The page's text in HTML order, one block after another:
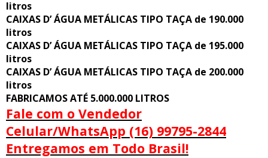
litros
CAIXAS D’ ÁGUA METÁLICAS TIPO TAÇA de 190.000
litros
CAIXAS D’ ÁGUA METÁLICAS TIPO TAÇA de 195.000
litros
CAIXAS D’ ÁGUA METÁLICAS TIPO TAÇA de 200.000
litros
FABRICAMOS ATÉ 5.000.000 LITROS
Fale com o Vendedor
Celular/WhatsApp (16) 99795-2844
Entregamos em Todo Brasil!